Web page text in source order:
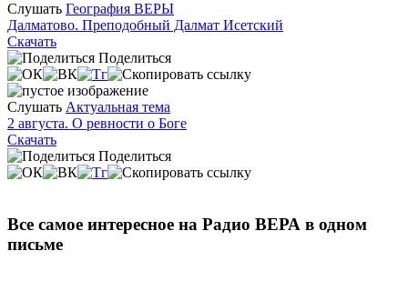
Слушать География ВЕРЫ
Далматово. Преподобный Далмат Исетский
Скачать
Поделиться
Слушать Актуальная тема
2 августа. О ревности о Боге
Скачать
Поделиться
Все самое интересное на Радио ВЕРА в одном
письме